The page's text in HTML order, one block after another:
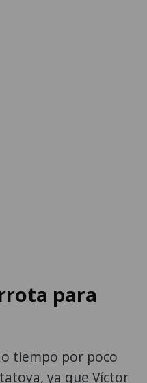
para
tiempo por poco
ya que Víctor